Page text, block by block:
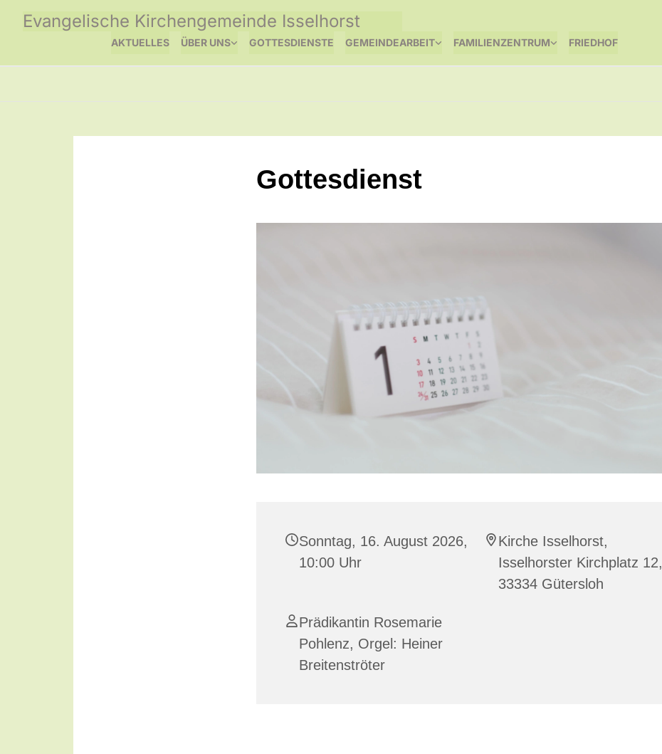
Evangelische Kirchengemeinde Isselhorst
AKTUELLES ÜBER UNS GOTTESDIENSTE GEMEINDEARBEIT FAMILIENZENTRUM FRIEDHOF
Gottesdienst
Sonntag, 16. August 2026,
10:00 Uhr
Kirche Isselhorst,
Isselhorster Kirchplatz 12,
33334 Gütersloh
Prädikantin Rosemarie
Pohlenz, Orgel: Heiner
Breitenströter